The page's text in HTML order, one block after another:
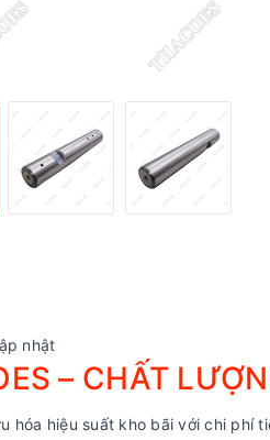
nhật
– CHẤT
hóa hiệu suất kho bãi với chi phí